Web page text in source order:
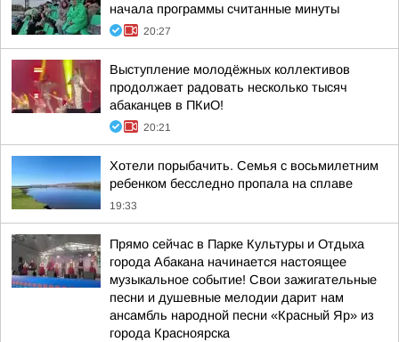
начала программы считанные минуты
20:27
Выступление молодёжных коллективов
продолжает радовать несколько тысяч
абаканцев в ПКиО!
20:21
Хотели порыбачить. Семья с восьмилетним
ребенком бесследно пропала на сплаве
19:33
Прямо сейчас в Парке Культуры и Отдыха
города Абакана начинается настоящее
музыкальное событие! Свои зажигательные
песни и душевные мелодии дарит нам
ансамбль народной песни «Красный Яр» из
города Красноярска